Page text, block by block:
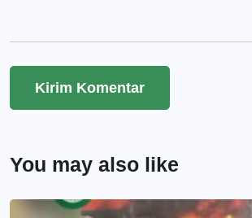
You may also like